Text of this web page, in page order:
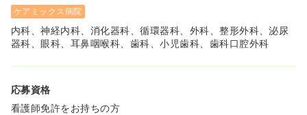
ケアミックス病院
内科、神経内科、消化器科、循環器科、外科、整形外科、泌尿
器科、眼科、耳鼻咽喉科、歯科、小児歯科、歯科口腔外科
応募資格
看護師免許をお持ちの方